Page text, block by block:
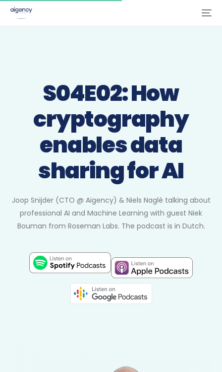
S04E02: How
cryptography
enables data
sharing for AI
Joop Snijder (CTO @ Aigency) & Niels Naglé talking about
professional AI and Machine Learning with guest Niek
Bouman from Roseman Labs. The podcast is in Dutch.